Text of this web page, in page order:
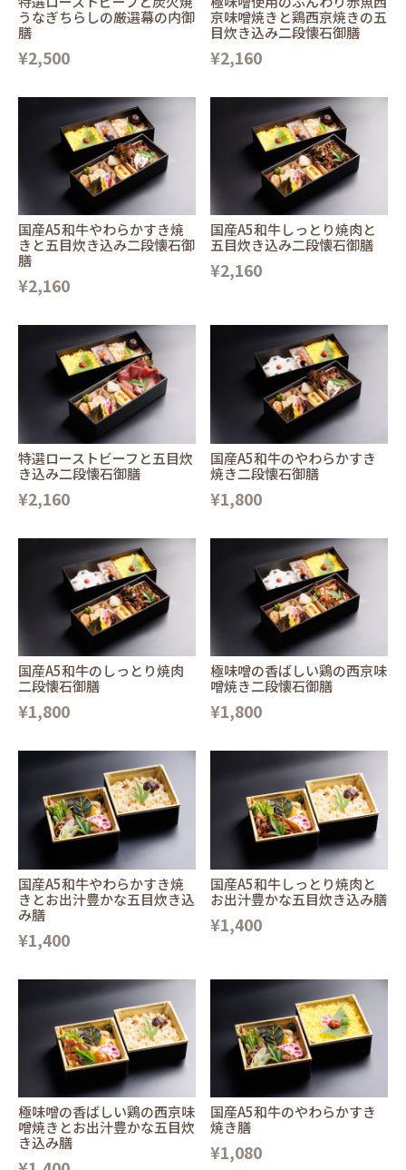
うなぎちらしの厳選幕の内御
膳
¥2,500
京味噌焼きと鶏西京焼きの五
目炊き込み二段懐石御膳
¥2,160
国産A5和牛やわらかすき焼
きと五目炊き込み二段懐石御
膳
¥2,160
国産A5和牛しっとり焼肉と
五目炊き込み二段懐石御膳
¥2,160
特選ローストビーフと五目炊
き込み二段懐石御膳
¥2,160
国産A5和牛のやわらかすき
焼き二段懐石御膳
¥1,800
国産A5和牛のしっとり焼肉
二段懐石御膳
¥1,800
極味噌の香ばしい鶏の西京味
噌焼き二段懐石御膳
¥1,800
国産A5和牛やわらかすき焼
きとお出汁豊かな五目炊き込
み膳
¥1,400
国産A5和牛しっとり焼肉と
お出汁豊かな五目炊き込み膳
¥1,400
極味噌の香ばしい鶏の西京味
噌焼きとお出汁豊かな五目炊
き込み膳
国産A5和牛のやわらかすき
焼き膳
¥1,080